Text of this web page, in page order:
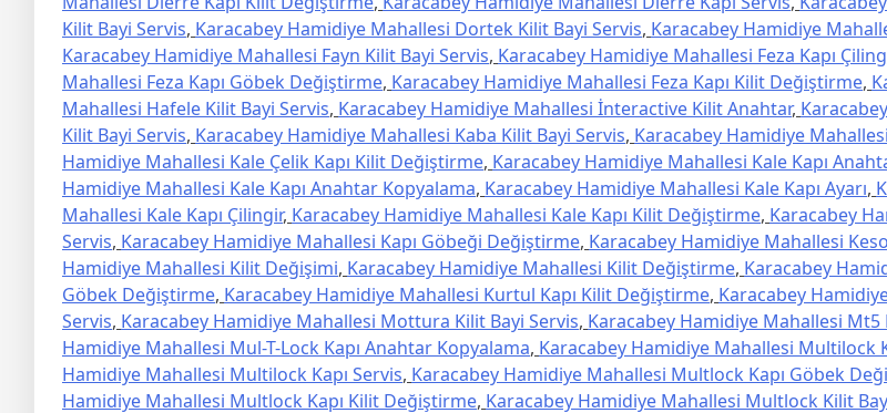
Kilit Bayi Servis, Karacabey Hamidiye Mahallesi Dortek Kilit Bayi Servis, Karacabey Hamidiye
Karacabey Hamidiye Mahallesi Fayn Kilit Bayi Servis, Karacabey Hamidiye Mahallesi Feza Kapı
Mahallesi Feza Kapı Göbek Değiştirme, Karacabey Hamidiye Mahallesi Feza Kapı Kilit Değiştirme,
Mahallesi Hafele Kilit Bayi Servis, Karacabey Hamidiye Mahallesi İnteractive Kilit Anahtar,
Kilit Bayi Servis, Karacabey Hamidiye Mahallesi Kaba Kilit Bayi Servis, Karacabey Hamidiye
Hamidiye Mahallesi Kale Çelik Kapı Kilit Değiştirme, Karacabey Hamidiye Mahallesi Kale Kapı
Hamidiye Mahallesi Kale Kapı Anahtar Kopyalama, Karacabey Hamidiye Mahallesi Kale Kapı Ayarı,
Mahallesi Kale Kapı Çilingir, Karacabey Hamidiye Mahallesi Kale Kapı Kilit Değiştirme, Karacabey
Servis, Karacabey Hamidiye Mahallesi Kapı Göbeği Değiştirme, Karacabey Hamidiye Mahallesi
Hamidiye Mahallesi Kilit Değişimi, Karacabey Hamidiye Mahallesi Kilit Değiştirme, Karacabey
Göbek Değiştirme, Karacabey Hamidiye Mahallesi Kurtul Kapı Kilit Değiştirme, Karacabey
Servis, Karacabey Hamidiye Mahallesi Mottura Kilit Bayi Servis, Karacabey Hamidiye Mahallesi Mt5
Hamidiye Mahallesi Mul-T-Lock Kapı Anahtar Kopyalama, Karacabey Hamidiye Mahallesi Multilock
Hamidiye Mahallesi Multilock Kapı Servis, Karacabey Hamidiye Mahallesi Multlock Kapı Göbek
Hamidiye Mahallesi Multlock Kapı Kilit Değiştirme, Karacabey Hamidiye Mahallesi Multlock Kilit